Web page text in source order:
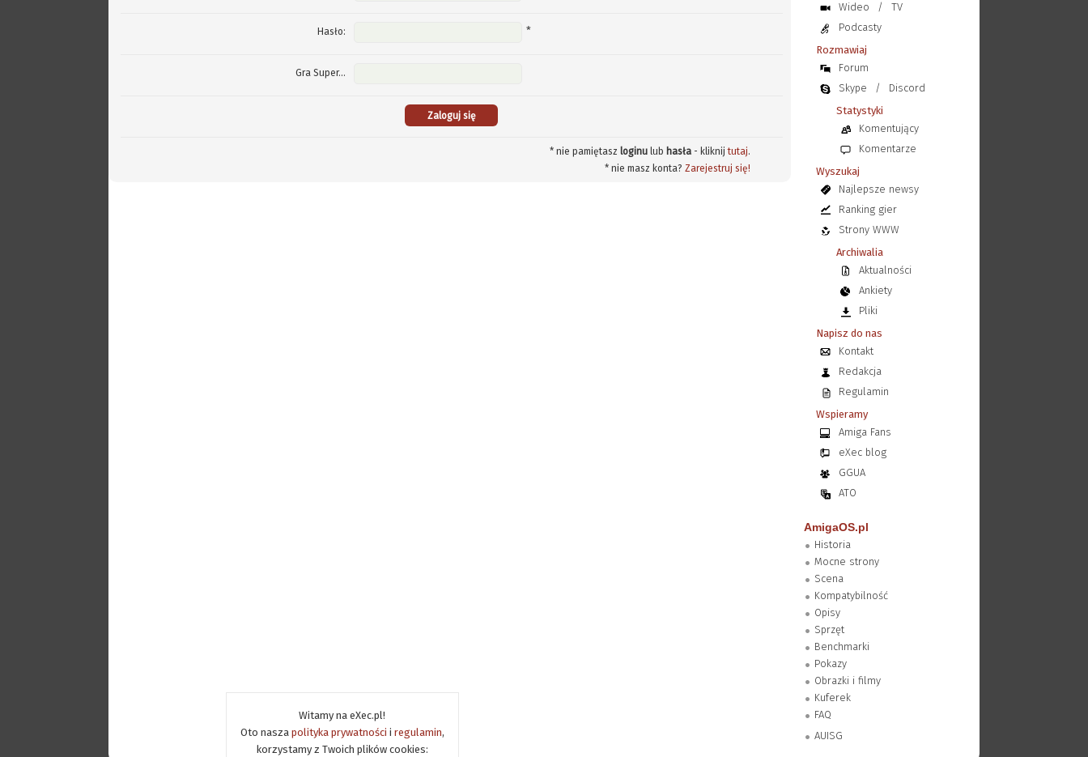
Witamy na eXec.pl!
Oto nasza polityka prywatności i regulamin,
korzystamy z Twoich plików cookies:
Hasło: *
Gra Super...
* nie pamiętasz loginulub hasła- kliknijtutaj.
* nie masz konta? Zarejestruj się!
Wideo
/
TV
Podcasty
Rozmawiaj
Forum
Skype
/
Discord
Statystyki
Komentujący
Komentarze
Wyszukaj
Najlepsze newsy
Ranking gier
Strony WWW
Archiwalia
Aktualności
Ankiety
Pliki
Napisz do nas
Kontakt
Redakcja
Regulamin
Wspieramy
Amiga Fans
eXec blog
GGUA
ATO
AmigaOS.pl
Historia
Mocne strony
Scena
Kompatybilność
Opisy
Sprzęt
Benchmarki
Pokazy
Obrazki i filmy
Kuferek
FAQ
AUISG